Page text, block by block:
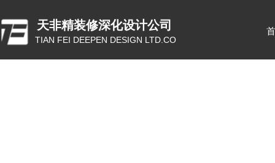
TIAN FEI DEEPEN DESIGN LTD.CO
天非精装修深化设计公司